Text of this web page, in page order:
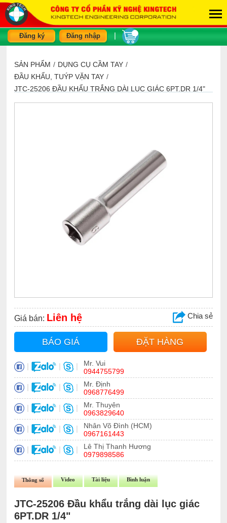
Đăng ký Đăng nhập
SẢN PHẨM / DỤNG CỤ CẦM TAY /
ĐẦU KHẨU, TUÝP VẶN TAY /
JTC-25206 ĐẦU KHẨU TRẮNG DÀI LỤC GIÁC 6PT.DR 1/4"
Giá bán: Liên hệ Chia sẻ
BÁO GIÁ ĐẶT HÀNG
| | |
Mr. Vui
0944755799
| | |
Mr. Định
0968776499
| | |
Mr. Thuyên
0963829640
| | |
Nhân Võ Đình (HCM)
0967161443
| | |
Lê Thị Thanh Hương
0979898586
Thông số Video Tài liệu Bình luận
JTC-25206 Đầu khẩu trắng dài lục giác
6PT.DR 1/4"